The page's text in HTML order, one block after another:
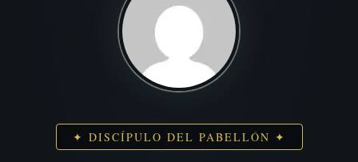
✦ DISCÍPULO DEL PABELLÓN ✦